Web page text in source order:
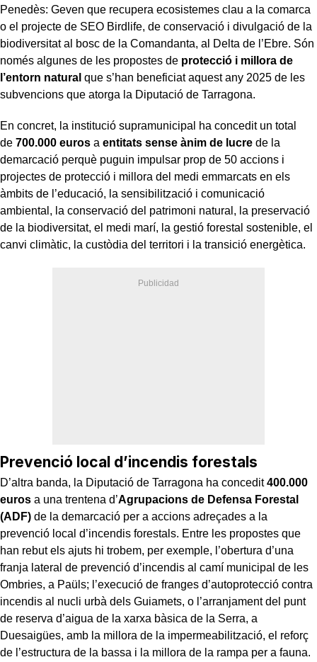
Penedès: Geven que recupera ecosistemes clau a la comarca
o el projecte de SEO Birdlife, de conservació i divulgació de la
biodiversitat al bosc de la Comandanta, al Delta de l’Ebre. Són
només algunes de les propostes de protecció i millora de
l’entorn natural que s’han beneficiat aquest any 2025 de les
subvencions que atorga la Diputació de Tarragona.
En concret, la institució supramunicipal ha concedit un total
de 700.000 euros a entitats sense ànim de lucre de la
demarcació perquè puguin impulsar prop de 50 accions i
projectes de protecció i millora del medi emmarcats en els
àmbits de l’educació, la sensibilització i comunicació
ambiental, la conservació del patrimoni natural, la preservació
de la biodiversitat, el medi marí, la gestió forestal sostenible, el
canvi climàtic, la custòdia del territori i la transició energètica.
Prevenció local d’incendis forestals
D’altra banda, la Diputació de Tarragona ha concedit400.000
euros a una trentena d’Agrupacions de Defensa Forestal
(ADF) de la demarcació per a accions adreçades a la
prevenció local d’incendis forestals. Entre les propostes que
han rebut els ajuts hi trobem, per exemple, l’obertura d’una
franja lateral de prevenció d’incendis al camí municipal de les
Ombries, a Paüls; l’execució de franges d’autoprotecció contra
incendis al nucli urbà dels Guiamets, o l’arranjament del punt
de reserva d’aigua de la xarxa bàsica de la Serra, a
Duesaigües, amb la millora de la impermeabilització, el reforç
de l’estructura de la bassa i la millora de la rampa per a fauna.